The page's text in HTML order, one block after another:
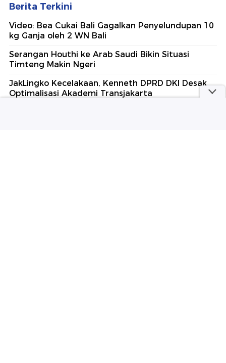
Berita Terkini
Video: Bea Cukai Bali Gagalkan Penyelundupan 10
kg Ganja oleh 2 WN Bali
Serangan Houthi ke Arab Saudi Bikin Situasi
Timteng Makin Ngeri
JakLingko Kecelakaan, Kenneth DPRD DKI Desak
Optimalisasi Akademi Transjakarta